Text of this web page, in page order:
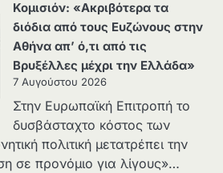
Κομισιόν: «Ακριβότερα τα
διόδια από τους Ευζώνους στην
Αθήνα απ’ ό,τι από τις
Βρυξέλλες μέχρι την Ελλάδα»
7 Αυγούστου 2026
Στην Ευρωπαϊκή Επιτροπή το
δυσβάσταχτο κόστος των
πολιτική μετατρέπει την
σε προνόμιο για λίγους»…